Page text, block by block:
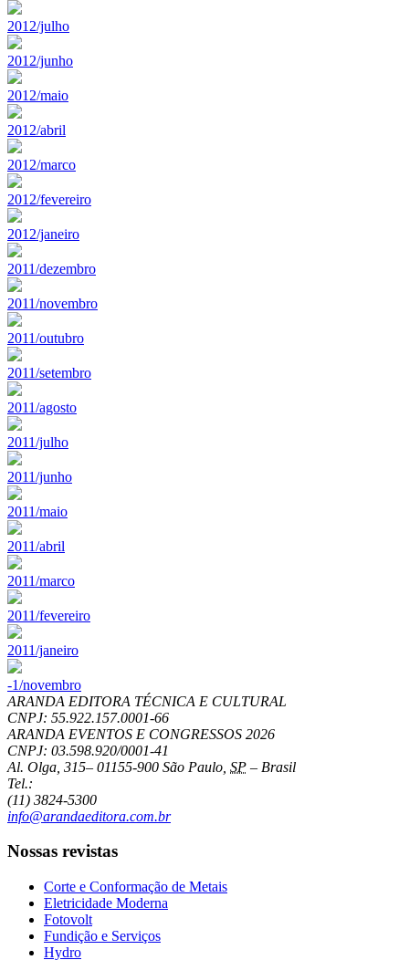
2012/julho
2012/junho
2012/maio
2012/abril
2012/marco
2012/fevereiro
2012/janeiro
2011/dezembro
2011/novembro
2011/outubro
2011/setembro
2011/agosto
2011/julho
2011/junho
2011/maio
2011/abril
2011/marco
2011/fevereiro
2011/janeiro
-1/novembro
ARANDA EDITORA TÉCNICA E CULTURAL
CNPJ: 55.922.157.0001-66
ARANDA EVENTOS E CONGRESSOS 2026
CNPJ: 03.598.920/0001-41
Al. Olga, 315– 01155-900 São Paulo SP – Brasil
Tel.:
(11) 3824-5300
info@arandaeditora.com.br
Nossas revistas
Corte e Conformação de Metais
Eletricidade Moderna
Fotovolt
Fundição e Serviços
Hydro